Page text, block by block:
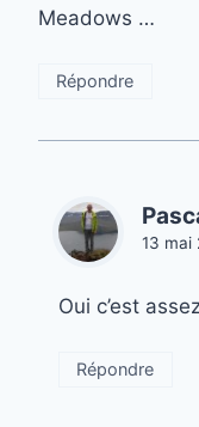
Meadows …
Répondre
13 mai
Oui c’est
Répondre